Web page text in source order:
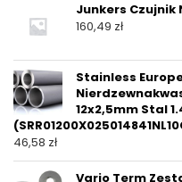
Junkers Czujnik
160,49 zł
Stainless
12x2,5mm Stal
46,58 zł
Vario Term